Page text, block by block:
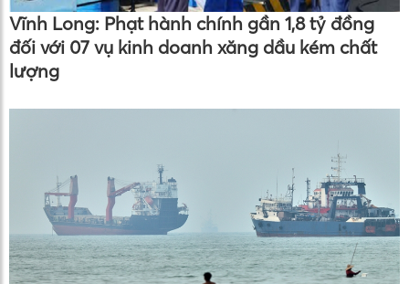
Vĩnh Long: Phạt hành chính gần 1,8 tỷ đồng
đối với 07 vụ kinh doanh xăng dầu kém chất
lượng